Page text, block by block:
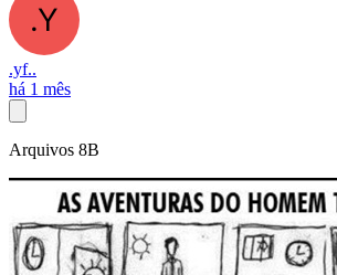
.yf..
há 1 mês
Arquivos 8B